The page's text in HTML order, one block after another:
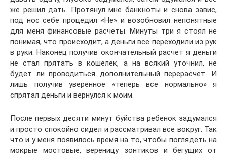
же решил дать. Протянул мне банкноты и снова завис,
под нос себе процедил «Не» и возобновил непонятные
для меня финансовые расчеты. Минуты три я стоял не
понимая, что происходит, а деньги все переходили из рук
в руки. Наконец получив окончательный расчет я деньги
не стал прятать в кошелек, а на всякий уточнил, не
будет ли проводиться дополнительный перерасчет. И
лишь получив уверенное «теперь все нормально» я
спрятал деньги и вернулся к моим.
После первых десяти минут буйства ребенок задумался
и просто спокойно сидел и рассматривал все вокруг. Так
что и у меня появилось время на то, чтобы поглядеть на
мокрые мостовые, вереницу зонтиков и бегущих от